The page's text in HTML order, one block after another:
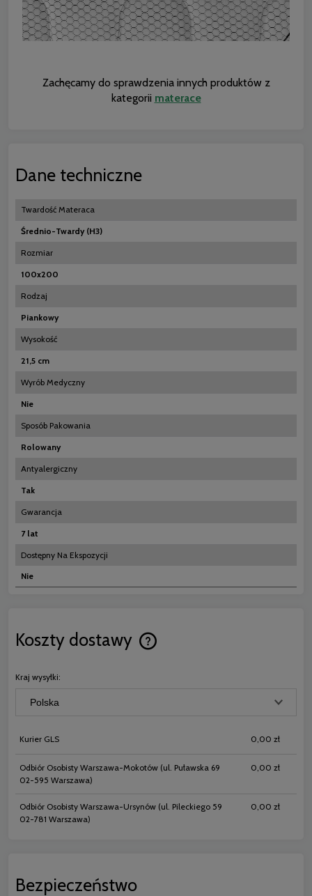
Zachęcamy do sprawdzenia innych produktów z
kategorii materace
Dane techniczne
Twardość Materaca
Średnio-Twardy (H3)
Rozmiar
100x200
Rodzaj
Piankowy
Wysokość
21,5 cm
Wyrób Medyczny
Nie
Sposób Pakowania
Rolowany
Antyalergiczny
Tak
Gwarancja
7 lat
Dostępny Na Ekspozycji
Nie
Koszty dostawy
Cena nie zawiera ewentualnych
Kraj wysyłki:
Kurier GLS 0,00 zł
Odbiór Osobisty Warszawa-Mokotów (ul. Puławska 69
02-595 Warszawa)
0,00 zł
Odbiór Osobisty Warszawa-Ursynów (ul. Pileckiego 59
02-781 Warszawa)
0,00 zł
Bezpieczeństwo